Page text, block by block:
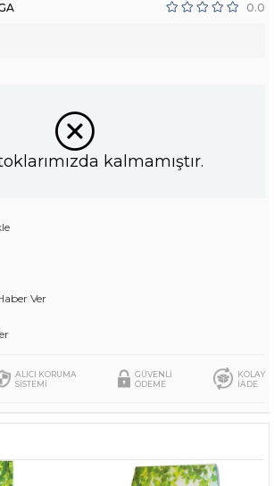
0.0
kalmamıştır.
Ver
ALICI KORUMA
SİSTEMİ
GÜVENLİ
ÖDEME
KOLAY
İADE